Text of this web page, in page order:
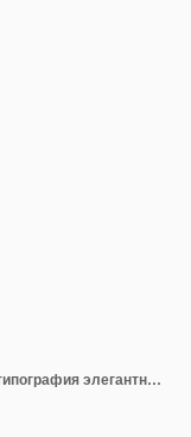
Роскошные буквы алфавита шрифт типография элегантные свадебные надписи шрифты с засечками декоративные винтажные Pre